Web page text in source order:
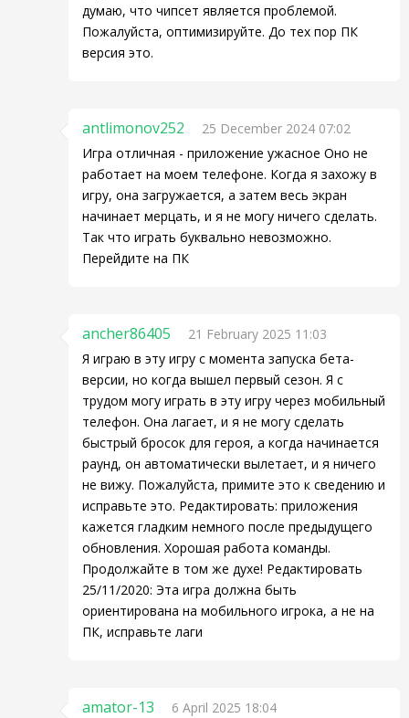
думаю, что чипсет является проблемой.
Пожалуйста, оптимизируйте. До тех пор ПК
версия это.
antlimonov252
25 December 2024 07:02
Игра отличная - приложение ужасное Оно не
работает на моем телефоне. Когда я захожу в
игру, она загружается, а затем весь экран
начинает мерцать, и я не могу ничего сделать.
Так что играть буквально невозможно.
Перейдите на ПК
ancher86405
21 February 2025 11:03
Я играю в эту игру с момента запуска бета-
версии, но когда вышел первый сезон. Я с
трудом могу играть в эту игру через мобильный
телефон. Она лагает, и я не могу сделать
быстрый бросок для героя, а когда начинается
раунд, он автоматически вылетает, и я ничего
не вижу. Пожалуйста, примите это к сведению и
исправьте это. Редактировать: приложения
кажется гладким немного после предыдущего
обновления. Хорошая работа команды.
Продолжайте в том же духе! Редактировать
25/11/2020: Эта игра должна быть
ориентирована на мобильного игрока, а не на
ПК, исправьте лаги
amator-13
6 April 2025 18:04